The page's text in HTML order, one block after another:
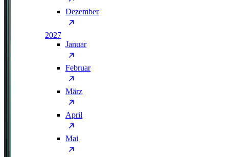
Dezember
2027
Januar
Februar
März
April
Mai